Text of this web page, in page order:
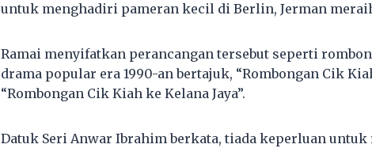
untuk menghadiri pameran kecil di Berlin, Jerman
Ramai menyifatkan perancangan tersebut seperti
drama popular era 1990-an bertajuk, “Rombongan Cik
“Rombongan Cik Kiah ke Kelana Jaya”.
Datuk Seri Anwar Ibrahim berkata, tiada keperluan